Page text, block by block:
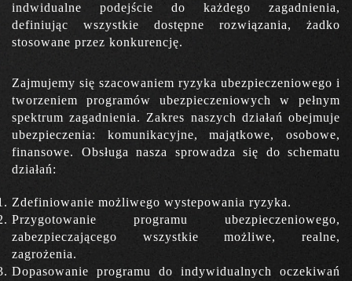
indwidualne podejście do każdego zagadnienia,
definiując wszystkie dostępne rozwiązania, żadko
stosowane przez konkurencję.
Zajmujemy się szacowaniem ryzyka ubezpieczeniowego i
tworzeniem programów ubezpieczeniowych w pełnym
spektrum zagadnienia. Zakres naszych działań obejmuje
ubezpieczenia: komunikacyjne, majątkowe, osobowe,
finansowe. Obsługa nasza sprowadza się do schematu
działań:
Zdefiniowanie możliwego wystepowania ryzyka.
Przygotowanie programu ubezpieczeniowego,
zabezpieczającego wszystkie możliwe, realne,
zagrożenia.
Dopasowanie programu do indywidualnych oczekiwań